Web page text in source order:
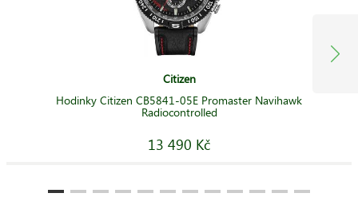
Citizen
Hodinky Citizen CB5841-05E Promaster Navihawk
Radiocontrolled
13 490 Kč